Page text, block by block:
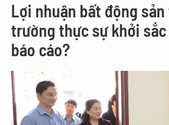
Lợi nhuận bất động
trường thực sự khởi sắc
báo cáo?